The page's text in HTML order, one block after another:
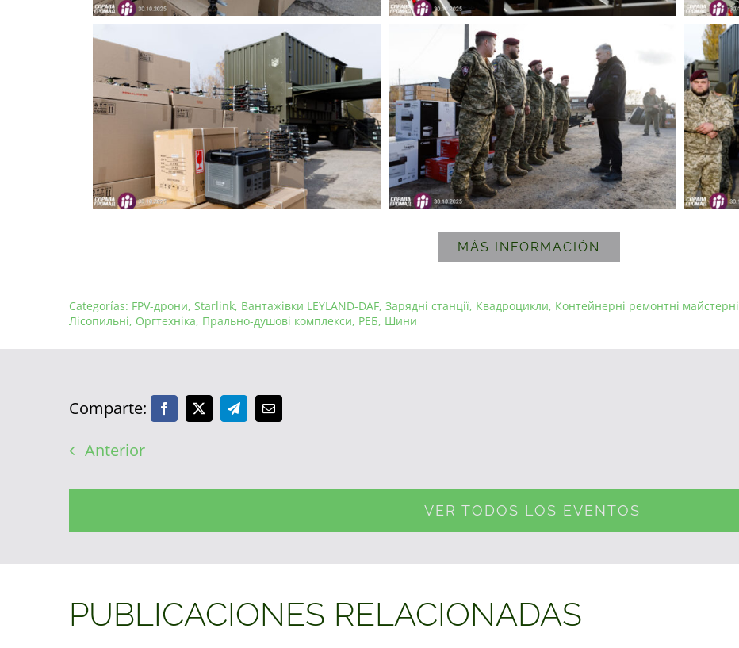
MÁS INFORMACIÓN
Categorías: FPV-дрони, Starlink, Вантажівки LEYLAND-DAF, Зарядні станції, Квадроцикли, Контейнерні ремонтні майстерні
Лісопильні, Оргтехніка, Прально-душові комплекси, РЕБ, Шини
Comparte:
Anterior
VER TODOS LOS EVENTOS
PUBLICACIONES RELACIONADAS